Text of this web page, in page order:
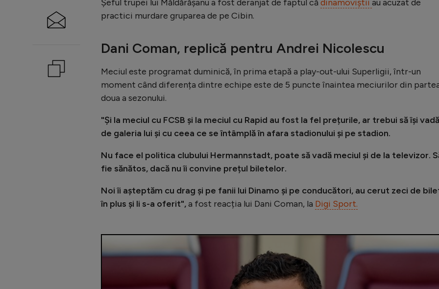
Șeful trupei lui Măldărășanu a fost deranjat de faptul că dinamoviștii au acuzat de
practici murdare gruparea de pe Cibin.
Dani Coman, replică pentru Andrei Nicolescu
Meciul este programat duminică, în prima etapă a play-out-ului Superligii, într-un
moment când diferența dintre echipe este de 5 puncte înaintea meciurilor din
doua a sezonului.
"Și la meciul cu FCSB și la meciul cu Rapid au fost la fel prețurile, ar trebui să își vadă
de galeria lui și cu ceea ce se întâmplă în afara stadionului și pe stadion.
Nu face el politica clubului Hermannstadt, poate să vadă meciul și de la televizor.
fie sănătos, dacă nu îi convine prețul biletelor.
Noi îi așteptăm cu drag și pe fanii lui Dinamo și pe conducători, au cerut zeci de
în plus și li s-a oferit",a fost reacția lui Dani Coman, la Digi Sport.